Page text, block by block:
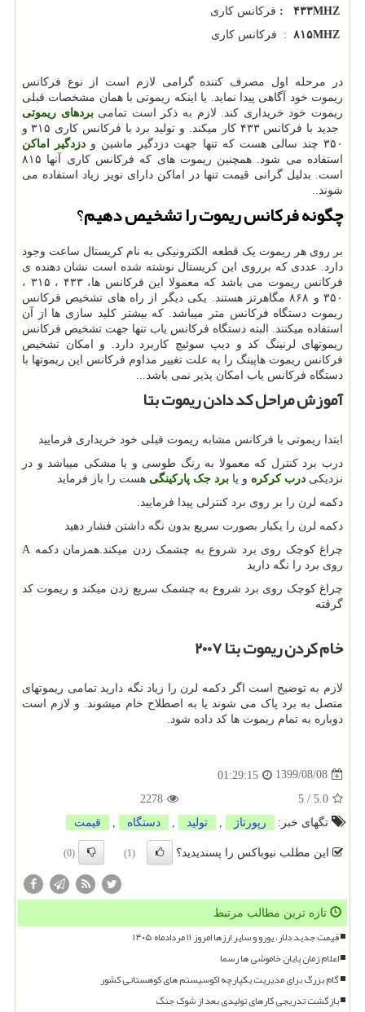
۴۳۳MHZ : فرکانس کاری
۸۱۵MHZ : فرکانس کاری
در مرحله اول مصرف کننده گرامی لازم است از نوع فرکانس
ریموت خود آگاهی پیدا نماید. یا اینکه ریموتی با همان مشخصات قبلی
ریموت خود خریداری کند. لازم به ذکر است تمامیبردهای ریموتی
جدید با فرکانس ۴۳۳ کار میکند. و تولید برد با فرکانس کاری ۳۱۵ و
۳۵۰ چند سالی هست که تنها جهت دزدگیر ماشین و
دزدگیر اماکن
استفاده می شود. همچنین ریموت های که فرکانس کاری آنها ۸۱۵
است. بدلیل گرانی قیمت تنها در اماکن دارای نویز زیاد استفاده می
شوند..
چگونه فرکانس ریموت را تشخیص دهیم؟
بر روی هر ریموت یک قطعه الکترونیکی به نام کریستال ساعت وجود
دارد. عددی که برروی این کریستال نوشته شده است نشان دهنده ی
فرکانس ریموت می باشد که معمولا این فرکانس ها، ۴۳۳ ، ۳۱۵ ،
۳۵۰ و ۸۶۸ مگاهرتز هستند. یکی دیگر از راه های تشخیص فرکانس
ریموت دستگاه فرکانس متر میباشد. که بیشتر کلید سازی ها از آن
استفاده میکنند. البته دستگاه فرکانس یاب تنها جهت تشخیص فرکانس
ریموتهای لرنینگ کد و دیپ سوئیچ کاربرد دارد. و امکان تشخیص
فرکانس ریموت هاپینگ را به علت تغییر مداوم فرکانس این ریموتها با
دستگاه فرکانس یاب امکان پذیر نمی باشد...
آموزش مراحل کد دادن ریموت بتا
ابتدا ریموتی با فرکانس مشابه ریموت قبلی خود خریداری فرمایید
درب برد کنترل که معمولا به رنگ طوسی و یا مشکی میباشد و در
نزدیکی درب کرکره و یا برد جک پارکینگی هست را باز فرماید
دکمه لرن را بر روی برد کنترلی پیدا فرمایید.
دکمه لرن را یکبار بصورت سریع بدون نگه داشتن فشار دهید
چراغ کوچک روی برد شروع به چشمک زدن میکند.همزمان دکمه A
روی برد را نگه دارید
چراغ کوچک روی برد شروع به چشمک سریع زدن میکند و ریموت کد
گرقته
خام کردن ریموت بتا۲۰۰۷
لازم به توضیح است اگر دکمه لرن را زیاد نگه دارید تمامی ریموتهای
متصل به برد پاک می شوند یا به اصطلاح خام میشوند. و لازم است
دوباره به تمام ریموت ها کد داده شود.
1399/08/08
01:29:15
5.0
/
5
2278
تگهای خبر:
رپورتاژ , تولید , دستگاه , قیمت
این مطلب نیوباکس را پسندیدید؟ (1)
(0)
تازه ترین مطالب مرتبط
قیمت جدید دلار، یورو و سایر ارزها امروز ۱۱ مردادماه ۱۴۰۵
اعلام زمان پایان خاموشی ها رسما
گام بزرگ برای مدیریت یکپارچه اکوسیستم های کوهستانی کشور
بازگشت تدریجی کارهای تولیدی بعد از شوک جنگ